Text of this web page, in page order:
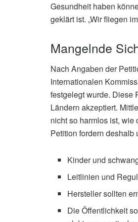
Gesundheit haben
geklärt ist. „Wir fliegen
Mangelnde
Nach Angaben der
Internationalen
festgelegt wurde. Diese
Ländern akzeptiert.
nicht so harmlos ist,
Petition fordern deshalb
Kinder und
Leitlinien und
Hersteller sollten
Die Öffentlichkeit